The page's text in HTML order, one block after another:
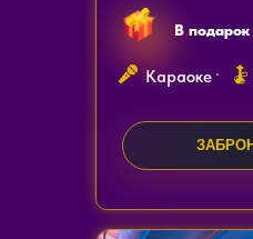
Караоке
В